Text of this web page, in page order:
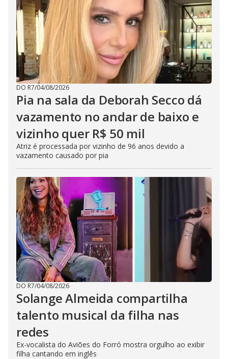
DO R7/04/08/2026
Pia na sala da Deborah Secco dá
vazamento no andar de baixo e
vizinho quer R$ 50 mil
Atriz é processada por vizinho de 96 anos devido a
vazamento causado por pia
DO R7/04/08/2026
Solange Almeida compartilha
talento musical da filha nas
redes
Ex-vocalista do Aviões do Forró mostra orgulho ao exibir
filha cantando em inglês